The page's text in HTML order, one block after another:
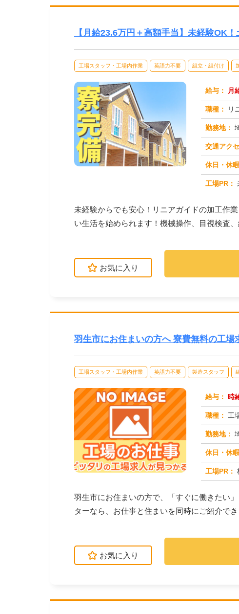
【月給23.6万円＋高額手当】未経験OK
工場スタッフ・工場内作業 英語力不要 組立・組付け
給与： 月
職種： リ
勤務地：
交通アク
休日・休暇
工場PR：
未経験からでも安心！リニアガイドの加工作
い生活を始められます！機械操作、目視検査
お気に入り
羽生市にお住まいの方へ 寮費無料の工場
工場スタッフ・工場内作業 英語力不要 製造スタッフ
給与： 時
職種： 工
勤務地：
休日・休暇
工場PR：
羽生市にお住まいの方で、「すぐに働きたい
ターなら、お仕事と住まいを同時にご紹介で
お気に入り